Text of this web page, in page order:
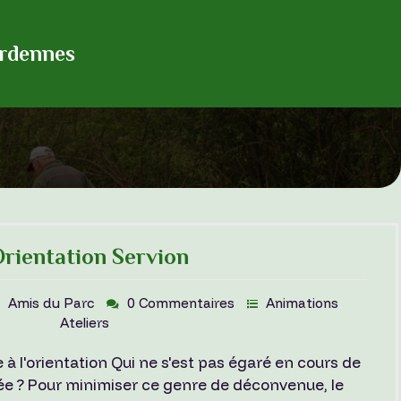
Servion
Amis du Parc 0 Commentaires
Animations
Ateliers
à l'orientation Qui ne s'est pas égaré en cours de
? Pour minimiser ce genre de déconvenue, le